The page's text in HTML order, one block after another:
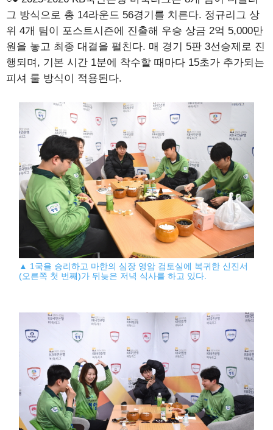
그 방식으로 총 14라운드 56경기를 치른다. 정규리그 상
위 4개 팀이 포스트시즌에 진출해 우승 상금 2억 5,000만
원을 놓고 최종 대결을 펼친다. 매 경기 5판 3선승제로 진
행되며, 기본 시간 1분에 착수할 때마다 15초가 추가되는
피셔 룰 방식이 적용된다.
▲ 1국을 승리하고 마한의 심장 영암 검토실에 복귀한 신진서
(오른쪽 첫 번째)가 뒤늦은 저녁 식사를 하고 있다.